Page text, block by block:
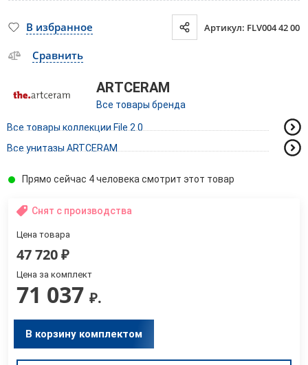
В избранное Артикул: FLV004 42 00
Сравнить
ARTCERAM
Все товары бренда
Все товары коллекции File 2.0
Все унитазы ARTCERAM
Прямо сейчас 4 человека смотрит этот товар
Снят с производства
Цена товара
47 720₽
Цена за комплект
71 037 ₽.
В корзину комплектом